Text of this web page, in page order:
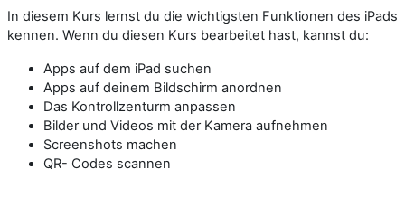
In diesem Kurs lernst du die wichtigsten Funktionen des iPads
kennen. Wenn du diesen Kurs bearbeitet hast, kannst du:
Apps auf dem iPad suchen
Apps auf deinem Bildschirm anordnen
Das Kontrollzenturm anpassen
Bilder und Videos mit der Kamera aufnehmen
Screenshots machen
QR- Codes scannen